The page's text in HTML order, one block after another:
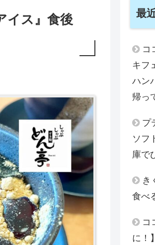
イス』食後
最
コ
キフ
ハン
帰っ
プ
ソフ
庫で
き
食べ
コ
に！